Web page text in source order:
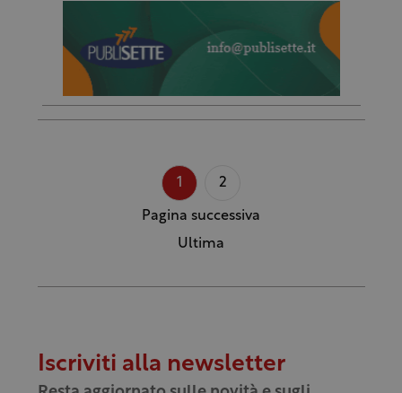
1 2
Pagina successiva
Ultima
Iscriviti alla newsletter